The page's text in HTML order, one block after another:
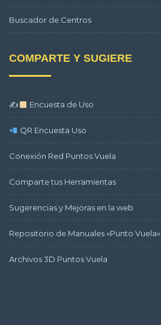
Buscador de Centros
COMPARTE Y SUGIERE
✍ Encuesta de Uso
QR Encuesta Uso
Conexión Red Puntos Vuela
Comparte tus Herramientas
Sugerencias y Mejoras en la web
Repositorio de Manuales «Punto Vuela»
Archivos 3D Puntos Vuela